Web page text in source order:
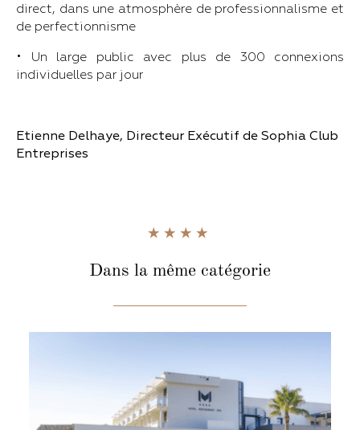
direct, dans une atmosphère de professionnalisme et
de perfectionnisme
• Un large public avec plus de 300 connexions
individuelles par jour
Etienne Delhaye, Directeur Exécutif de Sophia Club
Entreprises
Dans la même catégorie